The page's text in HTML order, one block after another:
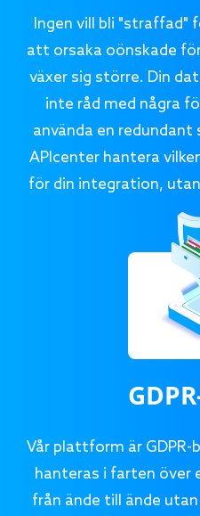
Ingen vill bli "straffad"
att orsaka oönskade
växer sig större. Din
inte råd med några
använda en
APIcenter hantera
för din integration,
Vår plattform är
hanteras i farten över
från ände till ände